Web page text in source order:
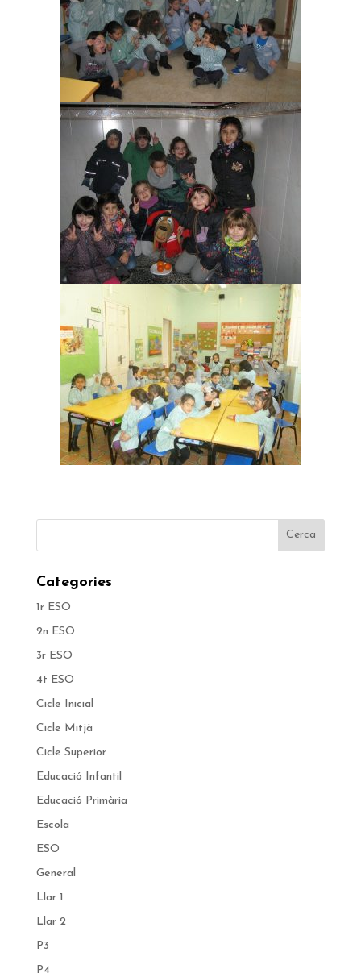
Categories
1r ESO
2n ESO
3r ESO
4t ESO
Cicle Inicial
Cicle Mitjà
Cicle Superior
Educació Infantil
Educació Primària
Escola
ESO
General
Llar 1
Llar 2
P3
P4